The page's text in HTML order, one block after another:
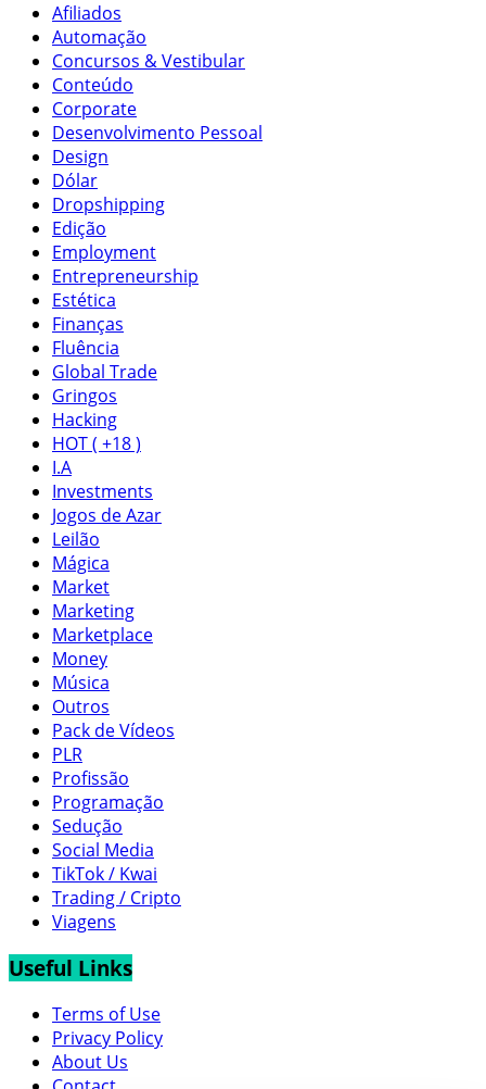
Afiliados
Automação
Concursos & Vestibular
Conteúdo
Corporate
Desenvolvimento Pessoal
Design
Dólar
Dropshipping
Edição
Employment
Entrepreneurship
Estética
Finanças
Fluência
Global Trade
Gringos
Hacking
HOT ( +18 )
I.A
Investments
Jogos de Azar
Leilão
Mágica
Market
Marketing
Marketplace
Money
Música
Outros
Pack de Vídeos
PLR
Profissão
Programação
Sedução
Social Media
TikTok / Kwai
Trading / Cripto
Viagens
Useful Links
Terms of Use
Privacy Policy
About Us